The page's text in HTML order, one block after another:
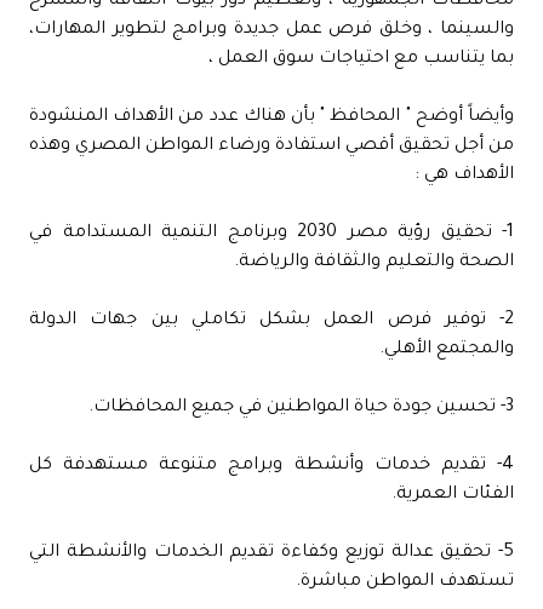
والسينما ، وخلق فرص عمل جديدة وبرامج لتطوير المهارات،
بما يتناسب مع احتياجات سوق العمل ،
وأيضاً أوضح " المحافظ " بأن هناك عدد من الأهداف المنشودة
من أجل تحقيق أقصي استفادة ورضاء المواطن المصري وهذه
الأهداف هي :
1- تحقيق رؤية مصر 2030 وبرنامج التنمية المستدامة في
الصحة والتعليم والثقافة والرياضة.
2- توفير فرص العمل بشكل تكاملي بين جهات الدولة
والمجتمع الأهلي.
3- تحسين جودة حياة المواطنين في جميع المحافظات.
4- تقديم خدمات وأنشطة وبرامج متنوعة مستهدفة كل
الفئات العمرية.
5- تحقيق عدالة توزيع وكفاءة تقديم الخدمات والأنشطة التي
تستهدف المواطن مباشرة.